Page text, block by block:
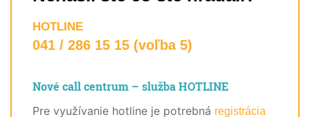
HOTLINE
041 / 286 15 15 (voľba 5)
Nové call centrum – služba HOTLINE
Pre využívanie hotline je potrebná registrácia